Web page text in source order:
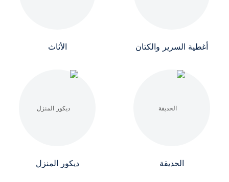
أغطية السرير والكتان الأثاث
الحديقة ديكور المنزل